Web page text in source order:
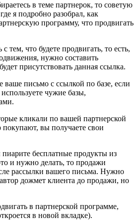
в теме партнерок, то советую
я подробно разобрал, как
программу, что продвигать
тем, что будете продвигать, то есть,
нужно составить
присутствовать данная ссылка.
ваше письмо с ссылкой по базе, если
чужие базы,
кликали по вашей партнерской
покупают, вы получаете свои
бесплатные продукты из
и нужно делать, то продажи
рассылки вашего письма. Нужно
дожмет клиента до продажи, но
в партнерской программе,
в новой вкладке).